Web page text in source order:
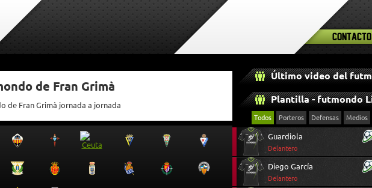
Contacto
de Fran Grimà
de Fran Grimà jornada a jornada
Todos Porteros Defensas Medios
Guardiola
Delantero
Diego García
Delantero